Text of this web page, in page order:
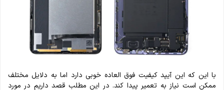
با این که این آیپد کیفیت فوق العاده خوبی دارد اما به دلایل مختلف
ممکن است نیاز به تعمیر پیدا کند. در این مطلب قصد داریم در مورد